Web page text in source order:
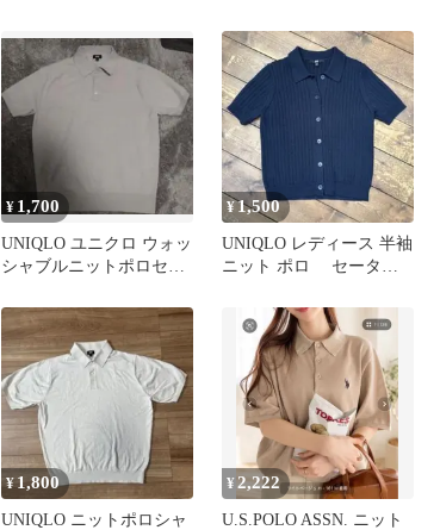
¥ 1,700
UNIQLO ユニクロ ウォッ
シャブルニットポロセー
L
¥1,500
UNIQLO レディース 半袖
ニット ポロ セーター
¥1,800
UNIQLO ニットポロシャ
¥2,222
U.S.POLO ASSN. ニット